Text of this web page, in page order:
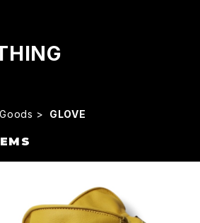
Goods GLOVE